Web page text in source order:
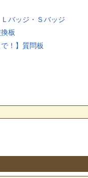
バッジ・Ｓバッジ
板
！】質問板